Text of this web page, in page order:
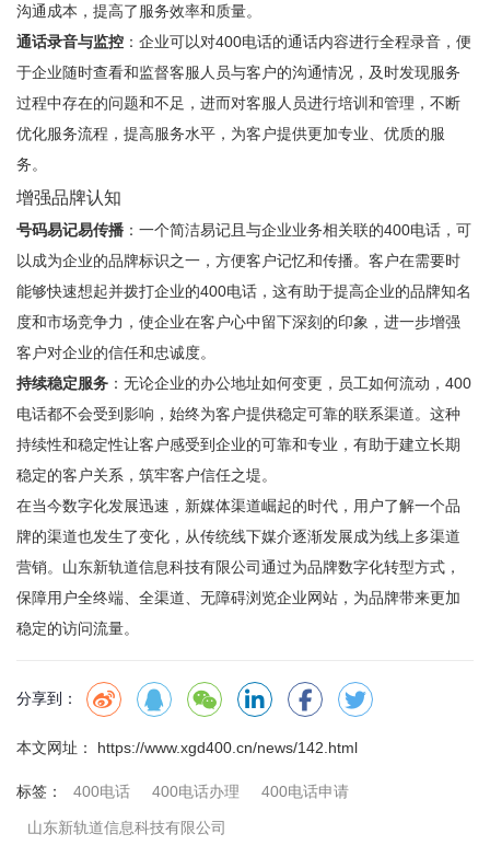
沟通成本，提高了服务效率和质量。
通话录音与监控 ：企业可以对400电话的通话内容进行全程录音，便
于企业随时查看和监督客服人员与客户的沟通情况，及时发现服务
过程中存在的问题和不足，进而对客服人员进行培训和管理，不断
优化服务流程，提高服务水平，为客户提供更加专业、优质的服
务。
增强品牌认知
号码易记易传播 ：一个简洁易记且与企业业务相关联的400电话，可
以成为企业的品牌标识之一，方便客户记忆和传播。客户在需要时
能够快速想起并拨打企业的400电话，这有助于提高企业的品牌知名
度和市场竞争力，使企业在客户心中留下深刻的印象，进一步增强
客户对企业的信任和忠诚度。
持续稳定服务 ：无论企业的办公地址如何变更，员工如何流动，400
电话都不会受到影响，始终为客户提供稳定可靠的联系渠道。这种
持续性和稳定性让客户感受到企业的可靠和专业，有助于建立长期
稳定的客户关系，筑牢客户信任之堤。
在当今数字化发展迅速，新媒体渠道崛起的时代，用户了解一个品
牌的渠道也发生了变化，从传统线下媒介逐渐发展成为线上多渠道
营销。 山东新轨道信息科技有限公司通过为品牌数字化转型方式，
保障用户全终端、全渠道、无障碍浏览企业网站，为品牌带来更加
稳定的访问流量。
分享到：
本文网址： https://www.xgd400.cn/news/142.html
标签： 400电话 400电话办理 400电话申请
山东新轨道信息科技有限公司